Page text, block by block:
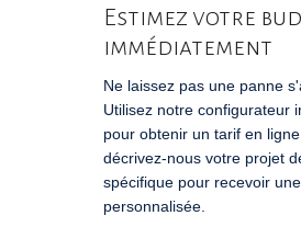
Estimez votre
immédiatement
Ne laissez pas une panne
Utilisez notre configurateur
pour obtenir un tarif en
décrivez-nous votre projet
spécifique pour recevoir
personnalisée.